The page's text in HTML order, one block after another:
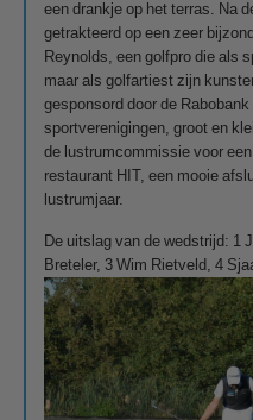
een drankje op het terras. Na
getrakteerd op een zeer
Reynolds, een golfpro die als
maar als golfartiest zijn
gesponsord door de
sportverenigingen, groot en
de lustrumcommissie voor
restaurant HIT, een mooie
lustrumjaar.
De uitslag van de wedstrijd: 1
Breteler, 3 Wim Rietveld, 4